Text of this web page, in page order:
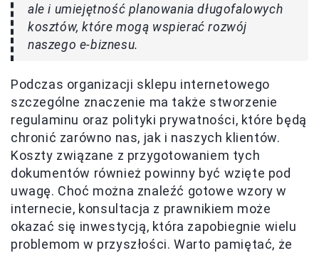
ale i umiejętność planowania długofalowych
kosztów, które mogą wspierać rozwój
naszego e-biznesu.
Podczas organizacji sklepu internetowego
szczególne znaczenie ma także stworzenie
regulaminu oraz polityki prywatności, które będą
chronić zarówno nas, jak i naszych klientów.
Koszty związane z przygotowaniem tych
dokumentów również powinny być wzięte pod
uwagę. Choć można znaleźć gotowe wzory w
internecie, konsultacja z prawnikiem może
okazać się inwestycją, która zapobiegnie wielu
problemom w przyszłości. Warto pamiętać, że